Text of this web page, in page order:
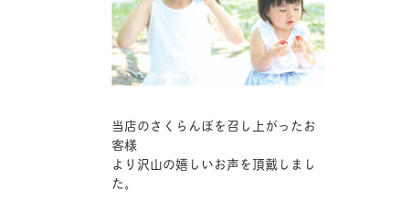
当店のさくらんぼを召し上がったお
客様
より沢山の嬉しいお声を頂戴しまし
た。